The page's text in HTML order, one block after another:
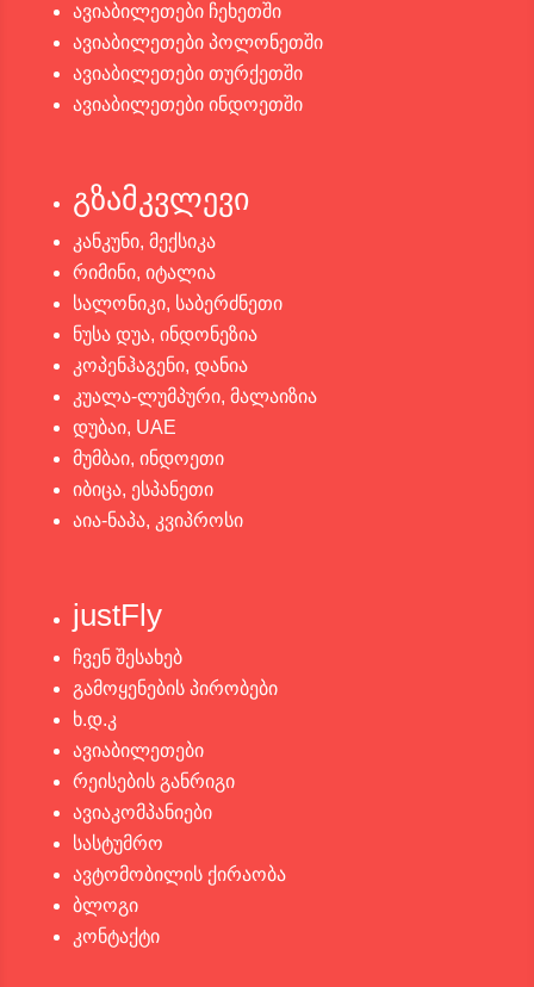
ავიაბილეთები ჩეხეთში
ავიაბილეთები პოლონეთში
ავიაბილეთები თურქეთში
ავიაბილეთები ინდოეთში
გზამკვლევი
კანკუნი, მექსიკა
რიმინი, იტალია
სალონიკი, საბერძნეთი
ნუსა დუა, ინდონეზია
კოპენჰაგენი, დანია
კუალა-ლუმპური, მალაიზია
დუბაი, UAE
მუმბაი, ინდოეთი
იბიცა, ესპანეთი
აია-ნაპა, კვიპროსი
justFly
ჩვენ შესახებ
გამოყენების პირობები
ხ.დ.კ
ავიაბილეთები
რეისების განრიგი
ავიაკომპანიები
სასტუმრო
ავტომობილის ქირაობა
ბლოგი
კონტაქტი